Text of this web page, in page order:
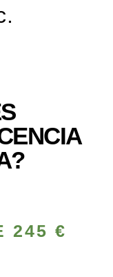
245 €